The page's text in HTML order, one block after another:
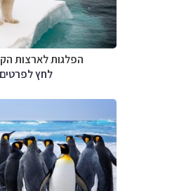
הפלגות לארצות
לחץ לפרטים